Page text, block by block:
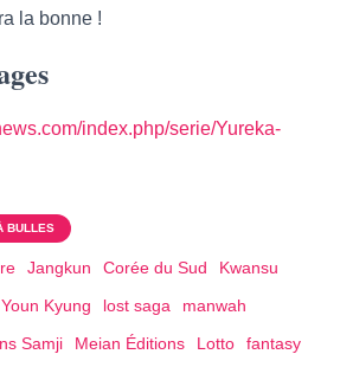
la bonne !
index.php/serie/Yureka-
BULLES
Jangkun Corée du Sud
Kwansu
Kyung lost saga
manwah
Samji Meian Éditions Lotto
fantasy